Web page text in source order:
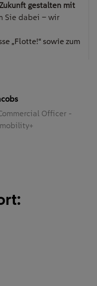
gestalten mit
Sie dabei – wir
„Flotte!“ sowie zum
Officer -